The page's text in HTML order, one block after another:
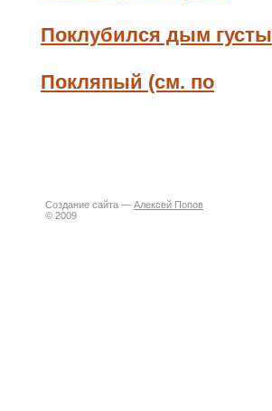
Поклубился дым густы
Покляпый (см. по
Создание сайта — Алексей Попов
© 2009